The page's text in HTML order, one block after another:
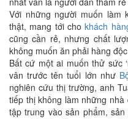
Với những người muốn làm
thật, mang tới chokhách
cũng cần rẻ, nhưng chất
không muốn ăn phải hàng
Bất cứ một ai muốn thử sức
vân trước tên tuổi lớn như
nghiên cứu thị trường, anh
tiếp thị không làm những
tập trung vào sản phẩm,